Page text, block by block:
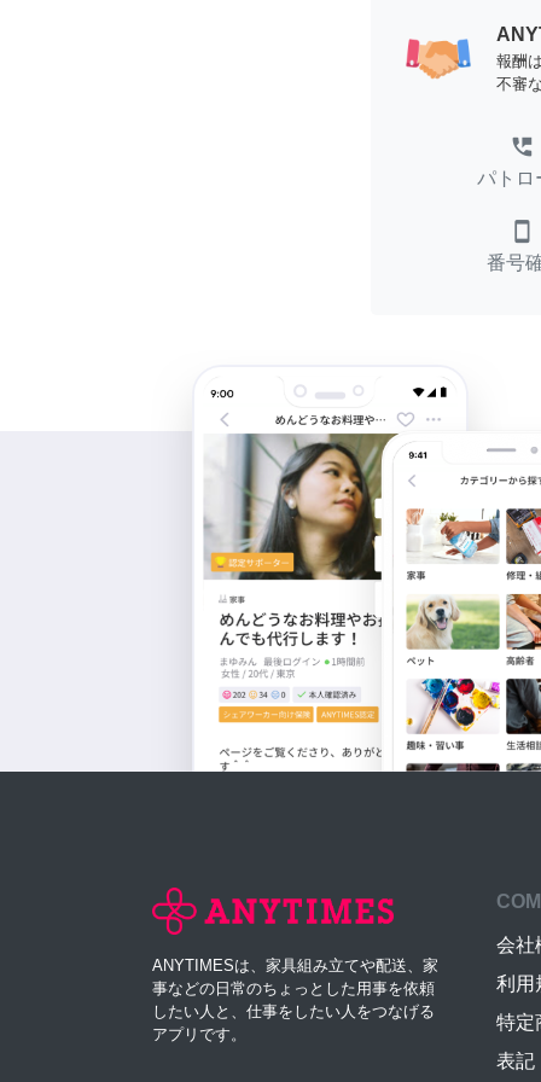
報酬
不審
perm_phone_msg
パトロ
smartphone
番号
ANYTIMESは、家具組み立てや配送、家
事などの日常のちょっとした用事を依頼
したい人と、仕事をしたい人をつなげる
アプリです。
会社
利用
特定
表記